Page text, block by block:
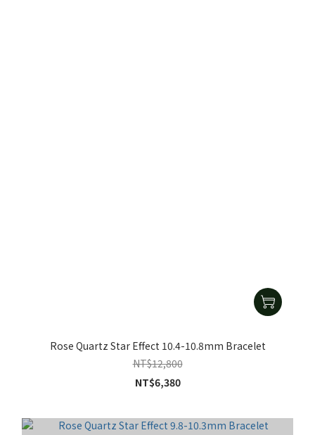
Rose Quartz Star Effect 10.4-10.8mm Bracelet
NT$12,800
NT$6,380